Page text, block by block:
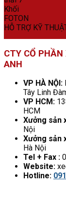
HỖ TRỢ KỸ
CTY CỔ
ANH
VP HÀ NỘI:
Tây Linh
VP HCM:
HCM
Xưởng sản
Nội
Xưởng sản
Hà Nội
Tel + Fax :
Website:
Hotline: